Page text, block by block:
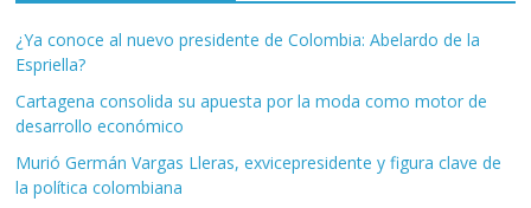
¿Ya conoce al nuevo presidente de Colombia: Abelardo de la
Espriella?
Cartagena consolida su apuesta por la moda como motor de
desarrollo económico
Murió Germán Vargas Lleras, exvicepresidente y figura clave de
la política colombiana